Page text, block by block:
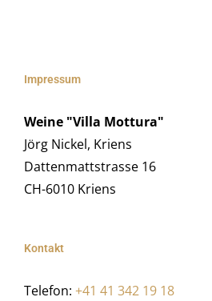
Impressum
Weine "Villa Mottura"
Jörg Nickel, Kriens
Dattenmattstrasse 16
CH-6010 Kriens
Kontakt
Telefon: +41 41 342 19 18